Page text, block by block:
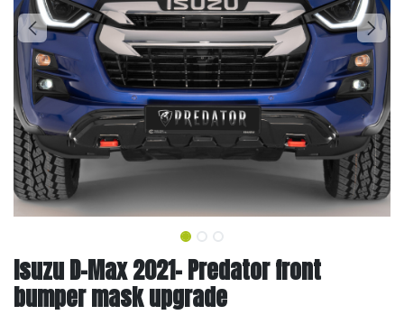
Isuzu D-Max 2021- Predator front
bumper mask upgrade